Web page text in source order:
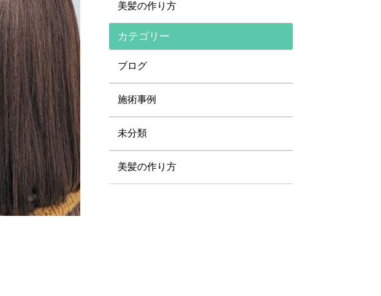
美髪の作り方
カテゴリー
ブログ
施術事例
未分類
美髪の作り方